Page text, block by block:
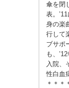
傘を閉
表。
身の楽
行して
ブサポ
も、
入院、
性白血
＊＊＊